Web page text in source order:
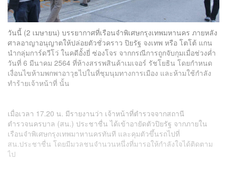
วันนี้ (2 เมษายน) บรรยากาศที่เรือนจำพิเศษกรุงเทพมหานคร ภายหลัง
ศาลอาญาอนุญาตให้ปล่อยตัวชั่วคราว ปิยรัฐ จงเทพ หรือ โตโต้ แกน
นำกลุ่มการ์ดวีโว่ ในคดีอั้งยี่ ซ่องโจร จากกรณีการถูกจับกุมเมื่อช่วงค่ำ
วันที่ 6 มีนาคม 2564 ที่ห้างสรรพสินค้าเมเจอร์ รัชโยธิน โดยกำหนด
เงื่อนไขห้ามพกพาอาวุธไปในที่ชุมนุมทางการเมือง และห้ามใช้กำลัง
ทำร้ายเจ้าหน้าที่ นั้น
เมื่อเวลา 17.20 น. มีรายงานว่า เจ้าหน้าที่ตำรวจจากสถานี
ตำรวจนครบาล (สน.) ประชาชื่น ได้เข้าอายัดตัวปิยรัฐ จากภายใน
เรือนจำพิเศษกรุงเทพมาหานครทันที และคุมตัวขึ้นรถไปที่
สน.ประชาชื่น โดยมีมวลชนจำนวนหนึ่งที่มารอให้กำลังใจได้ติดตาม
ไป